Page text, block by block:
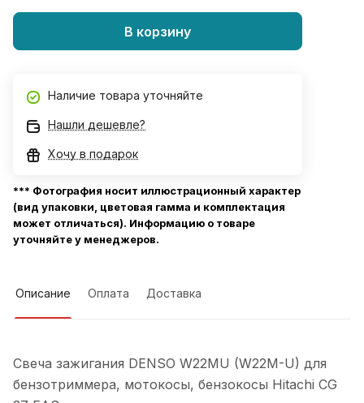
В корзину
Наличие товара уточняйте
Нашли дешевле?
Хочу в подарок
*** Фотография носит иллюстрационный характер
(вид упаковки, цветовая гамма и комплектация
может отличаться). Информацию о товаре
уточняйте у менеджеров.
Описание Оплата Доставка
Свеча зажигания DENSO W22MU (W22M-U) для
бензотриммера, мотокосы, бензокосы Hitachi CG